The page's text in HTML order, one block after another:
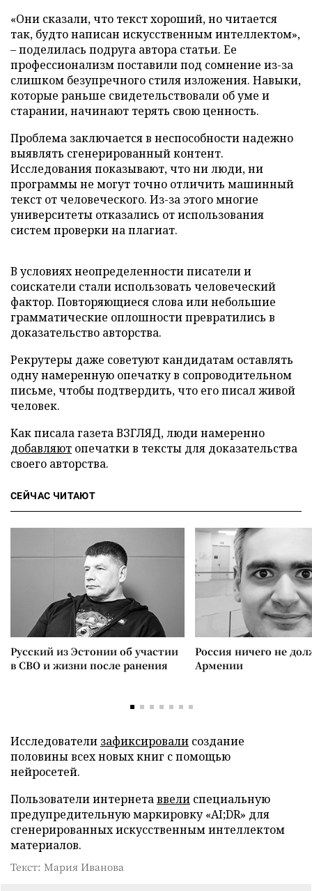
«Они сказали, что текст хороший, но читается
так, будто написан искусственным интеллектом»,
– поделилась подруга автора статьи. Ее
профессионализм поставили под сомнение из-за
слишком безупречного стиля изложения. Навыки,
которые раньше свидетельствовали об уме и
старании, начинают терять свою ценность.
Проблема заключается в неспособности надежно
выявлять сгенерированный контент.
Исследования показывают, что ни люди, ни
программы не могут точно отличить машинный
текст от человеческого. Из-за этого многие
университеты отказались от использования
систем проверки на плагиат.
В условиях неопределенности писатели и
соискатели стали использовать человеческий
фактор. Повторяющиеся слова или небольшие
грамматические оплошности превратились в
доказательство авторства.
Рекрутеры даже советуют кандидатам оставлять
одну намеренную опечатку в сопроводительном
письме, чтобы подтвердить, что его писал живой
человек.
Как писала газета ВЗГЛЯД, люди намеренно
добавляют опечатки в тексты для доказательства
своего авторства.
СЕЙЧАС ЧИТАЮТ
Русский из Эстонии об участии
в СВО и жизни после ранения
Россия ничего не
Армении
Исследователи зафиксировали создание
половины всех новых книг с помощью
нейросетей.
Пользователи интернетаввели специальную
предупредительную маркировку «AI;DR» для
сгенерированных искусственным интеллектом
материалов.
Текст: Мария Иванова